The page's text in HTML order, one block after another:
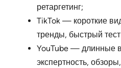
ретаргетинг;
TikTok — короткие
тренды, быстрый
YouTube — длинные
экспертность,